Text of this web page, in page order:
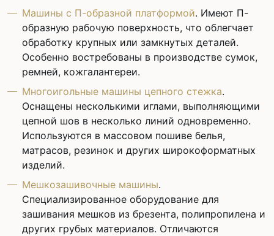
Машины с П-образной платформой. Имеют П-
образную рабочую поверхность, что облегчает
обработку крупных или замкнутых деталей.
Особенно востребованы в производстве сумок,
ремней, кожгалантереи.
Многоигольные машины цепного стежка.
Оснащены несколькими иглами, выполняющими
цепной шов в несколько линий одновременно.
Используются в массовом пошиве белья,
матрасов, резинок и других широкоформатных
изделий.
Мешкозашивочные машины.
Специализированное оборудование для
зашивания мешков из брезента, полипропилена и
других грубых материалов. Отличаются